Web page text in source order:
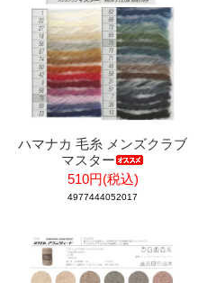
ハマナカ 毛糸 メンズクラブ
マスター
510円(税込)
4977444052017